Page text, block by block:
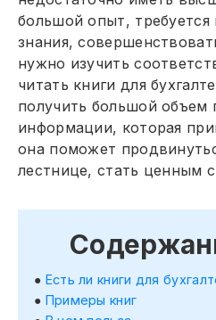
большой опыт,
знания,
нужно изучить
читать книги для
получить большой объем
информации, которая
она поможет
лестнице, стать ценным
Есть ли книги для
Примеры книг